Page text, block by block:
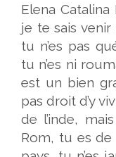
Elena
je te sais venir
tu n’es pas
tu n’es ni
est un bien
pas droit d’y
de l’inde,
Rom, tu es de